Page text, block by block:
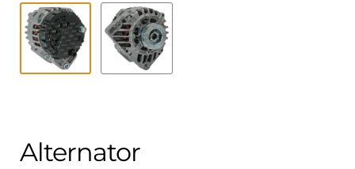
Alternator